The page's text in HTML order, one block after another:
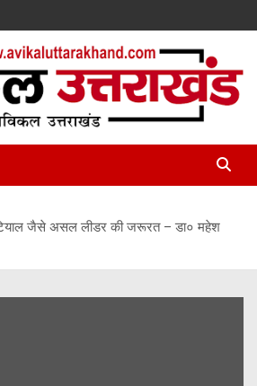
जैसे असल लीडर की जरूरत – डा० महेश